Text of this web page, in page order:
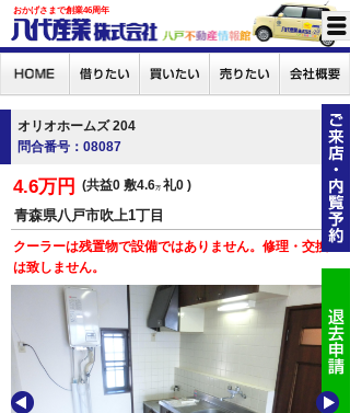
おかげさまで創業46周年
オリオホームズ 204
問合番号：08087
4.6万円 共益0 敷4.6万 礼0
青森県八戸市吹上1丁目
クーラーは残置物で設備ではありません。修理・交換
は致しません。